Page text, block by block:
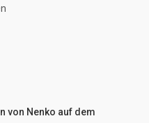
von Nenko auf dem